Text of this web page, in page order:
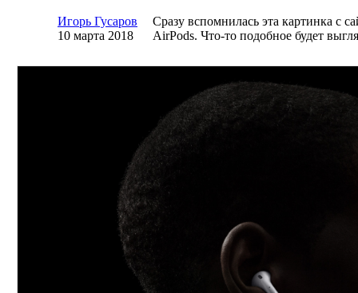
Игорь Гусаров
10 марта 2018
Сразу вспомнилась эта картинка с
AirPods. Что-то подобное будет